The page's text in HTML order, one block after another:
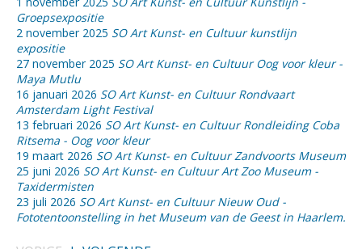
Groepsexpositie
2 november 2025 SO Art Kunst- en Cultuur kunstlijn
expositie
27 november 2025 SO Art Kunst- en Cultuur Oog voor kleur -
Maya Mutlu
16 januari 2026 SO Art Kunst- en Cultuur Rondvaart
Amsterdam Light Festival
13 februari 2026 SO Art Kunst- en Cultuur Rondleiding Coba
Ritsema - Oog voor kleur
19 maart 2026 SO Art Kunst- en Cultuur Zandvoorts Museum
25 juni 2026 SO Art Kunst- en Cultuur Art Zoo Museum -
Taxidermisten
23 juli 2026 SO Art Kunst- en Cultuur Nieuw Oud -
Fototentoonstelling in het Museum van de Geest in Haarlem.